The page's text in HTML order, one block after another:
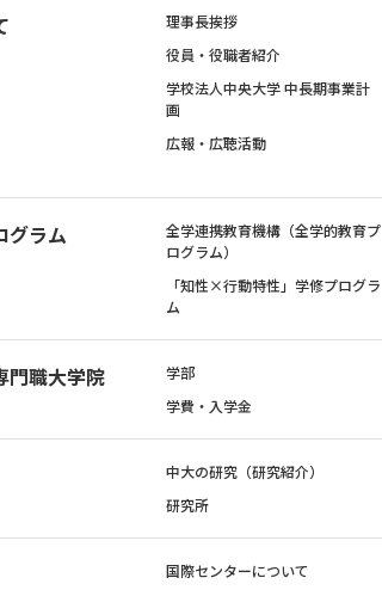
理事長挨拶
役員・役職者紹介
学校法人中央大学 中長期事業計
画
広報・広聴活動
グラム
全学連携教育機構（全学的教育プ
ログラム）
「知性×行動特性」学修プログラ
ム
門職大学院 学部
学費・入学金
中大の研究（研究紹介）
研究所
国際センターについて